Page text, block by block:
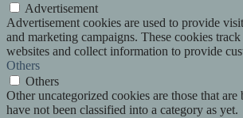
Advertisement
Advertisement cookies are used to provide
and marketing campaigns. These cookies
websites and collect information to provide
Others
Others
Other uncategorized cookies are those that are
have not been classified into a category as yet.